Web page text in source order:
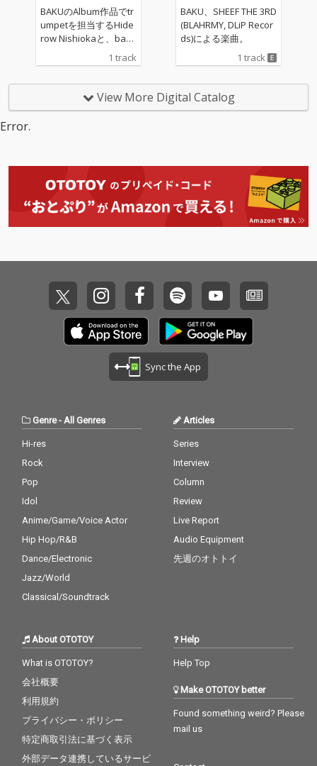
BAKUのAlbum作品でtr
umpetを担当するHide
row Nishiokaと、bass
を担当するilldespinsを
featに迎えたInstrume
ら、全世界の陽が沈む
西の浜辺への贈り物。
1 track
BAKU、SHEEF THE 3RD
(BLAHRMY, DLiP Recor
ds)による楽曲。
1 track
View More Digital Catalog
Error.
Sync the App
Genre-All Genres
Hi-res
Rock
Pop
Idol
Anime/Game/Voice Actor
Hip Hop/R&B
Dance/Electronic
Jazz/World
Classical/Soundtrack
Articles
Series
Interview
Column
Review
Live Report
Audio Equipment
先週のオトトイ
About OTOTOY
What is OTOTOY?
会社概要
利用規約
プライバシー・ポリシー
特定商取引法に基づく表示
外部データ連携しているサービ
Help
Help Top
Make OTOTOY better
Found something weird? Please
mail us